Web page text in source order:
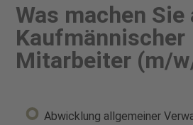
Was machen Sie
Kaufmännischer
Mitarbeiter (m/
Abwicklung allgemeiner